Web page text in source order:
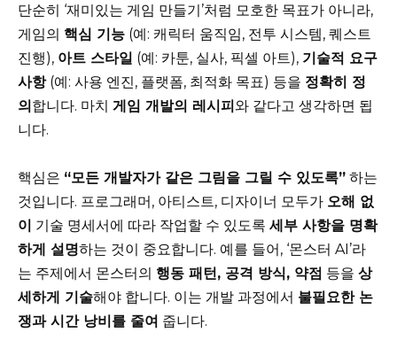
단순히 ‘재미있는 게임 만들기’처럼 모호한 목표가 아니라,
게임의 핵심 기능 (예: 캐릭터 움직임, 전투 시스템, 퀘스트
진행), 아트 스타일 (예: 카툰, 실사, 픽셀 아트), 기술적 요구
사항(예: 사용 엔진, 플랫폼, 최적화 목표) 등을 정확히 정
의합니다. 마치 게임 개발의 레시피와 같다고 생각하면 됩
니다.
핵심은 “모든 개발자가 같은 그림을 그릴 수 있도록” 하는
것입니다. 프로그래머, 아티스트, 디자이너 모두가 오해 없
이 기술 명세서에 따라 작업할 수 있도록 세부 사항을 명확
하게 설명하는 것이 중요합니다. 예를 들어, ‘몬스터 AI’라
는 주제에서 몬스터의 행동 패턴, 공격 방식, 약점 등을 상
세하게 기술해야 합니다. 이는 개발 과정에서 불필요한 논
쟁과 시간 낭비를 줄여 줍니다.